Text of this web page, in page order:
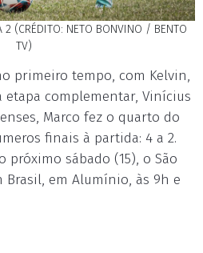
2 (CRÉDITO: NETO BONVINO / BENTO
TV)
primeiro tempo, com Kelvin,
etapa complementar, Vinícius
Marco fez o quarto do
finais à partida: 4 a 2.
próximo sábado (15), o São
em Alumínio, às 9h e